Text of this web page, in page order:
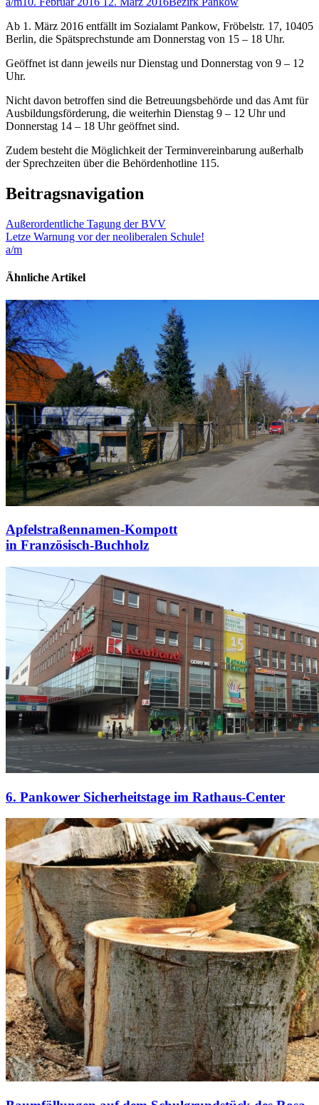
Ab 1. März 2016 entfällt im Sozialamt Pankow, Fröbelstr. 17, 10405
Berlin, die Spätsprechstunde am Donnerstag von 15 – 18 Uhr.
Geöffnet ist dann jeweils nur Dienstag und Donnerstag von 9 – 12
Uhr.
Nicht davon betroffen sind die Betreuungsbehörde und das Amt für
Ausbildungsförderung, die weiterhin Dienstag 9 – 12 Uhr und
Donnerstag 14 – 18 Uhr geöffnet sind.
Zudem besteht die Möglichkeit der Terminvereinbarung außerhalb
der Sprechzeiten über die Behördenhotline 115.
Beitragsnavigation
Außerordentliche Tagung der BVV
Letze Warnung vor der neoliberalen Schule!
a/m
Ähnliche Artikel
Apfelstraßennamen-Kompott
in Französisch-Buchholz
6. Pankower Sicherheitstage im Rathaus-Center